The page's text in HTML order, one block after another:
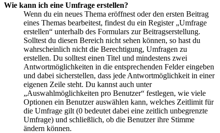
Wie kann ich eine Umfrage erstellen?
Wenn du ein neues Thema eröffnest oder den ersten Beitrag
eines Themas bearbeitest, findest du ein Register „Umfrage
erstellen“ unterhalb des Formulars zur Beitragserstellung.
Solltest du diesen Bereich nicht sehen können, so hast du
wahrscheinlich nicht die Berechtigung, Umfragen zu
erstellen. Du solltest einen Titel und mindestens zwei
Antwortmöglichkeiten in die entsprechenden Felder eingeben
und dabei sicherstellen, dass jede Antwortmöglichkeit in einer
eigenen Zeile steht. Du kannst auch unter
„Auswahlmöglichkeiten pro Benutzer“ festlegen, wie viele
Optionen ein Benutzer auswählen kann, welches Zeitlimit für
die Umfrage gilt (0 bedeutet dabei eine zeitlich unbegrenzte
Umfrage) und schließlich, ob die Benutzer ihre Stimme
ändern können.